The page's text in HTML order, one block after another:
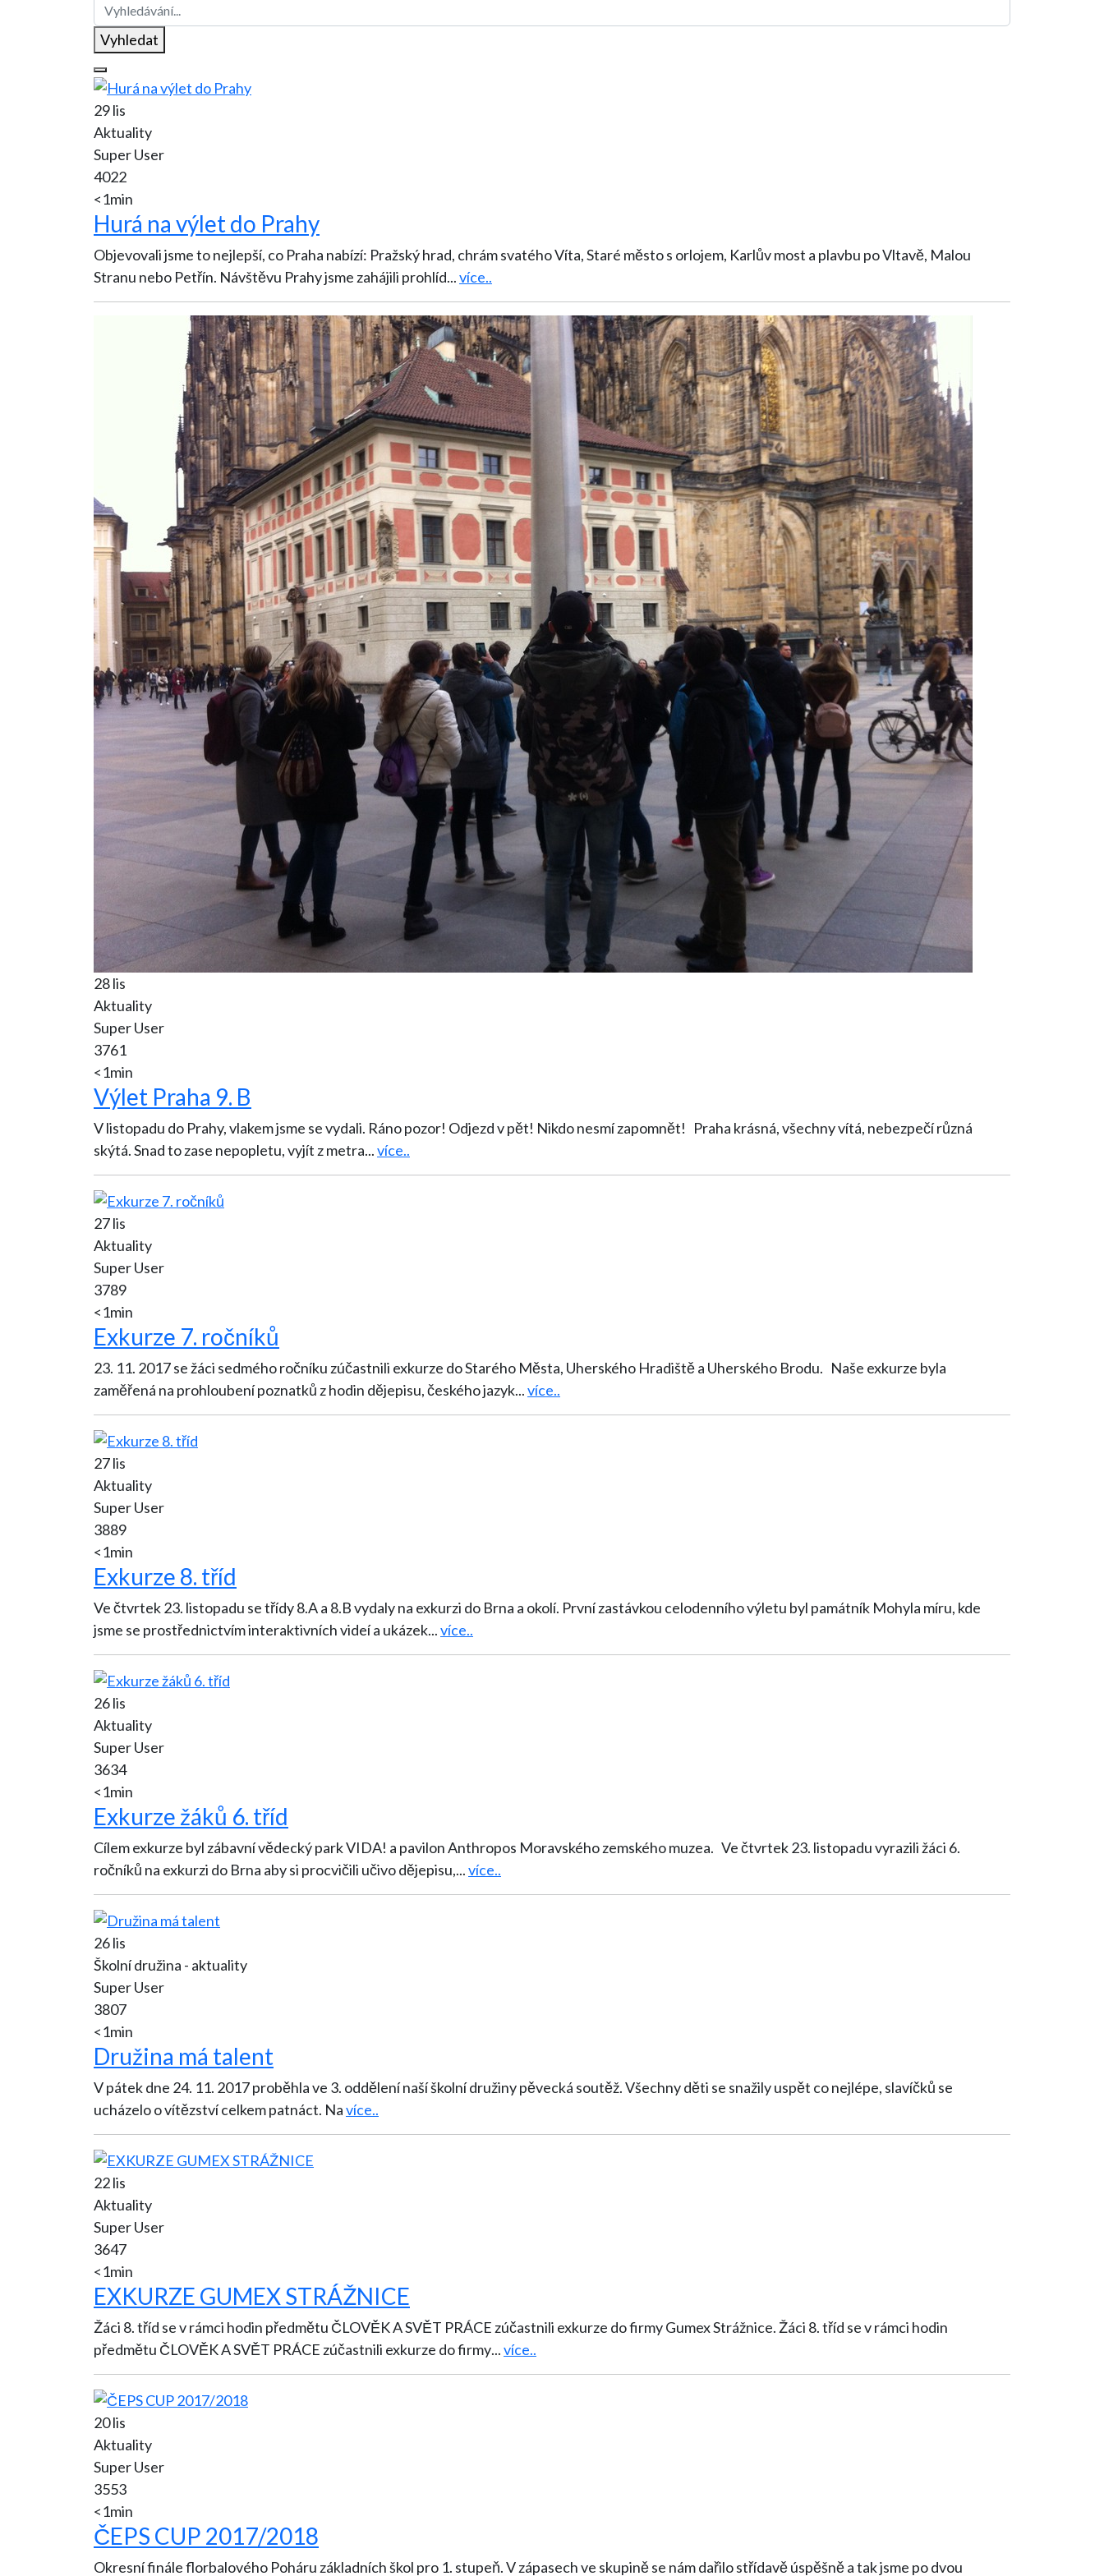
Vyhledat
29 lis
Aktuality
Super User
4022
<1min
Hurá na výlet do Prahy
Objevovali jsme to nejlepší, co Praha nabízí: Pražský hrad, chrám svatého Víta, Staré město s orlojem, Karlův most a plavbu po Vltavě, Malou
Stranu nebo Petřín. Návštěvu Prahy jsme zahájili prohlíd...více..
28 lis
Aktuality
Super User
3761
<1min
Výlet Praha 9. B
V listopadu do Prahy, vlakem jsme se vydali. Ráno pozor! Odjezd v pět! Nikdo nesmí zapomnět! Praha krásná, všechny vítá, nebezpečí různá
skýtá. Snad to zase nepopletu, vyjít z metra...více..
27 lis
Aktuality
Super User
3789
<1min
Exkurze 7. ročníků
23. 11. 2017 se žáci sedmého ročníku zúčastnili exkurze do Starého Města, Uherského Hradiště a Uherského Brodu. Naše exkurze byla
zaměřená na prohloubení poznatků z hodin dějepisu, českého jazyk...více..
27 lis
Aktuality
Super User
3889
<1min
Exkurze 8. tříd
Ve čtvrtek 23. listopadu se třídy 8.A a 8.B vydaly na exkurzi do Brna a okolí. První zastávkou celodenního výletu byl památník Mohyla míru, kde
jsme se prostřednictvím interaktivních videí a ukázek...více..
26 lis
Aktuality
Super User
3634
<1min
Exkurze žáků 6. tříd
Cílem exkurze byl zábavní vědecký park VIDA! a pavilon Anthropos Moravského zemského muzea. Ve čtvrtek 23. listopadu vyrazili žáci 6.
ročníků na exkurzi do Brna aby si procvičili učivo dějepisu,...více..
26 lis
Školní družina - aktuality
Super User
3807
<1min
Družina má talent
V pátek dne 24. 11. 2017 proběhla ve 3. oddělení naší školní družiny pěvecká soutěž. Všechny děti se snažily uspět co nejlépe, slavíčků se
ucházelo o vítězství celkem patnáct. Navíce..
22 lis
Aktuality
Super User
3647
<1min
EXKURZE GUMEX STRÁŽNICE
Žáci 8. tříd se v rámci hodin předmětu ČLOVĚK A SVĚT PRÁCE zúčastnili exkurze do firmy Gumex Strážnice. Žáci 8. tříd se v rámci hodin
předmětu ČLOVĚK A SVĚT PRÁCE zúčastnili exkurze do firmy...více..
20 lis
Aktuality
Super User
3553
<1min
ČEPS CUP 2017/2018
Okresní finále florbalového Poháru základních škol pro 1. stupeň. V zápasech ve skupině se nám dařilo střídavě úspěšně a tak jsme po dvou